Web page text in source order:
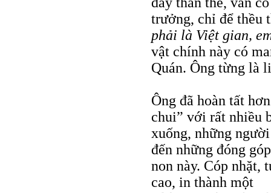
trưởng, chỉ để thều
phải là Việt gian,
vật chính này có
Quán. Ông từng là
Ông đã hoàn tất
chui” với rất nhiều
xuống, những
đến những đóng
non này. Cóp nhặt,
cao, in thành một